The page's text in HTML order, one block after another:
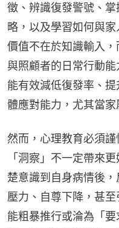
徵、辨識復發警號、
略，以及學習如何與
價值不在於知識輸入
與照顧者的日常行動
能有效減低復發率、
體應對能力，尤其當
然而，心理教育必須
「洞察」不一定帶來
楚意識到自身病情後
壓力、自尊下降，甚
能粗暴推行或淪為「